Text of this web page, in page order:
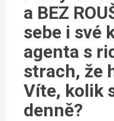
a BEZ
sebe i své
agenta s
strach, že
Víte, kolik
denně?